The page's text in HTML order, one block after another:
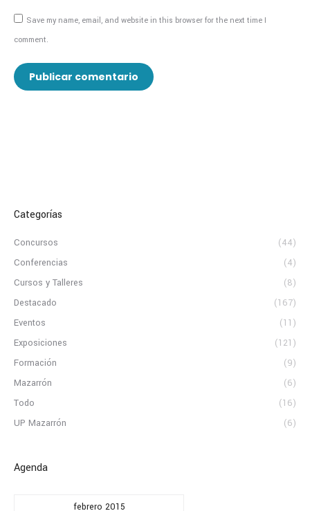
Save my name, email, and website in this browser for the next time I
comment.
Publicar comentario
Categorías
Concursos
(44)
Conferencias
(4)
Cursos y Talleres
(8)
Destacado
(167)
Eventos
(11)
Exposiciones
(121)
Formación
(9)
Mazarrón
(6)
Todo
(16)
UP Mazarrón
(6)
Agenda
febrero 2015